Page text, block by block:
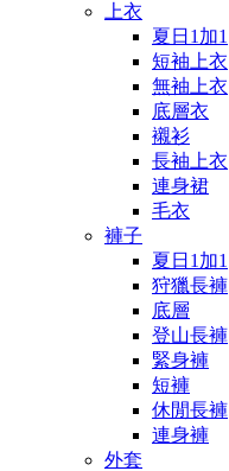
上衣
夏日1加1
短袖上衣
無袖上衣
底層衣
襯衫
長袖上衣
連身裙
毛衣
褲子
夏日1加1
狩獵長褲
底層
登山長褲
緊身褲
短褲
休閒長褲
連身褲
外套